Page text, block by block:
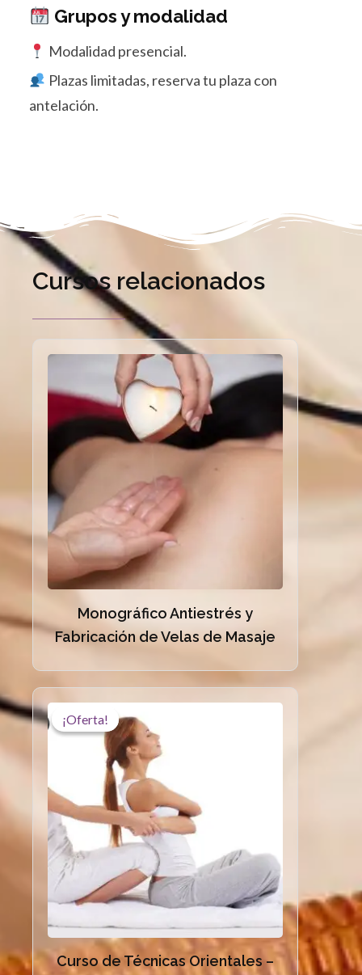
Gruposy modalidad
Modalidad presencial.
Plazas limitadas, reserva tu plaza con
antelación.
Cursos relacionados
Monográfico Antiestrés y
Fabricación de Velas de Masaje
¡Oferta!
¡Oferta!
Curso de Técnicas Orientales –